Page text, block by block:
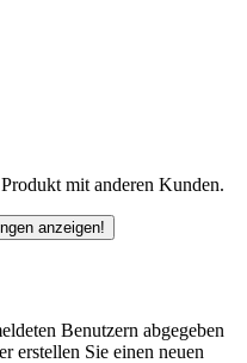
mit anderen Kunden.
anzeigen!
Benutzern abgegeben
erstellen Sie einen neuen